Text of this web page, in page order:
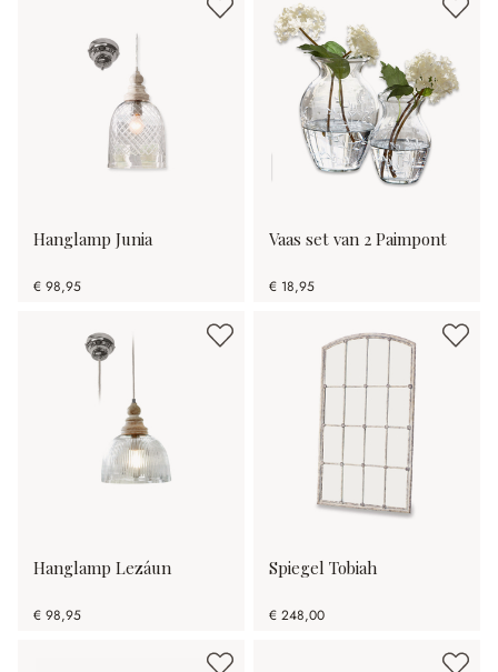
Hanglamp Junia
€ 98,95
Vaas set van 2 Paimpont
€ 18,95
Hanglamp Lezáun
€ 98,95
Spiegel Tobiah
€ 248,00